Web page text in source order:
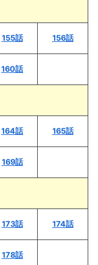
155話 156話
160話
164話 165話
169話
173話 174話
178話